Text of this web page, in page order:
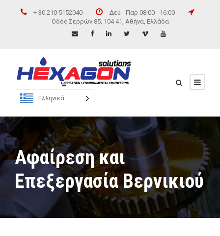
+ 30 210 5152040
Δευ - Παρ 08:00 - 16:00
Οδός Σερρών 85, 104 41, Αθήνα, Ελλάδα
Ελληνικά
Αφαίρεση και
Επεξεργασία Βερνικιού